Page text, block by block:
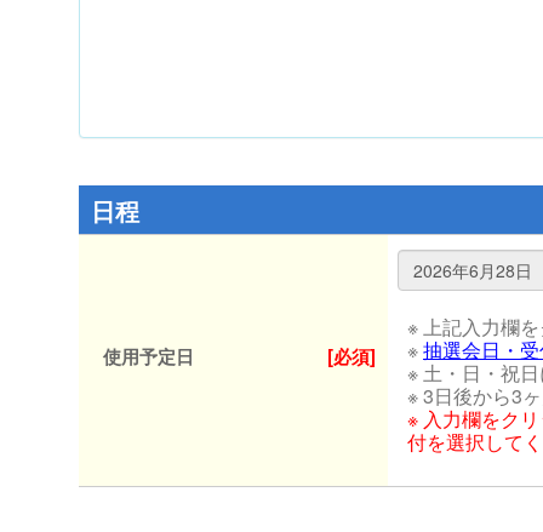
日程
使用予定日 [必須]
※ 上記入力欄
※抽選会日・
※ 土・日・祝
※ 3日後から3
※ 入力欄をク
付を選択して